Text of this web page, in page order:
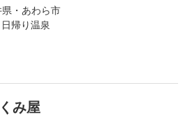
県・あわら市
帰り温泉
み屋